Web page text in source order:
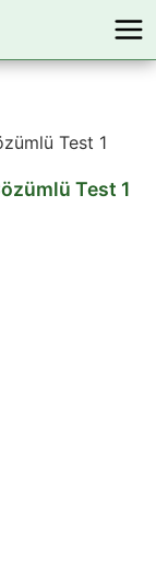
Test 1
Test 1